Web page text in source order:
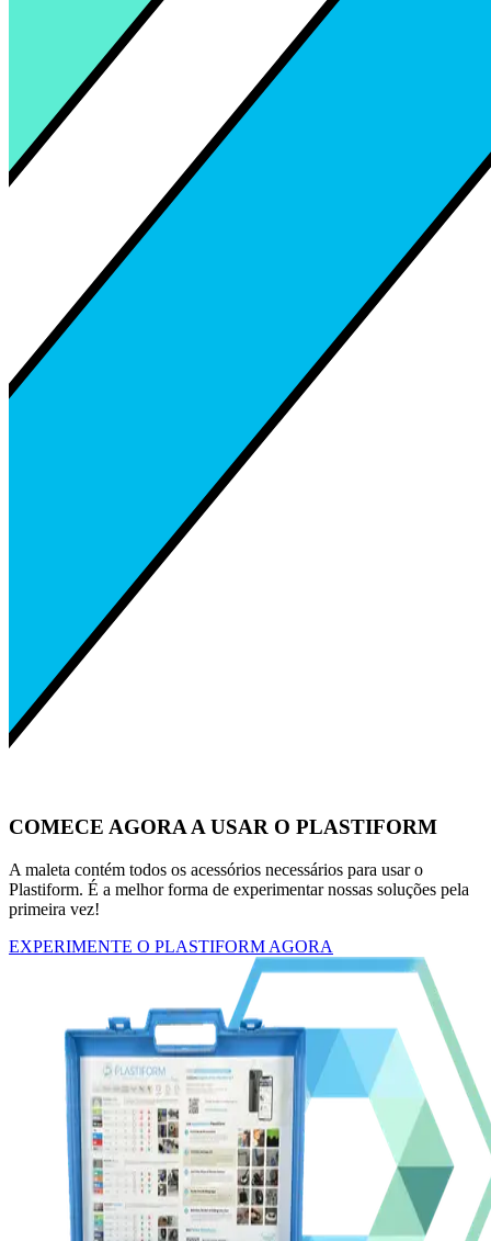
COMECE AGORA A USAR O PLASTIFORM
A maleta contém todos os acessórios necessários para usar o
Plastiform. É a melhor forma de experimentar nossas soluções pela
primeira vez!
EXPERIMENTE O PLASTIFORM AGORA